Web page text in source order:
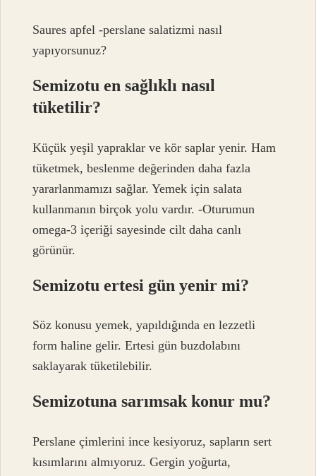
Saures apfel -perslane salatizmi nasıl
yapıyorsunuz?
Semizotu en sağlıklı nasıl
tüketilir?
Küçük yeşil yapraklar ve kör saplar yenir. Ham
tüketmek, beslenme değerinden daha fazla
yararlanmamızı sağlar. Yemek için salata
kullanmanın birçok yolu vardır. -Oturumun
omega-3 içeriği sayesinde cilt daha canlı
görünür.
Semizotu ertesi gün yenir mi?
Söz konusu yemek, yapıldığında en lezzetli
form haline gelir. Ertesi gün buzdolabını
saklayarak tüketilebilir.
Semizotuna sarımsak konur mu?
Perslane çimlerini ince kesiyoruz, sapların sert
kısımlarını almıyoruz. Gergin yoğurta,